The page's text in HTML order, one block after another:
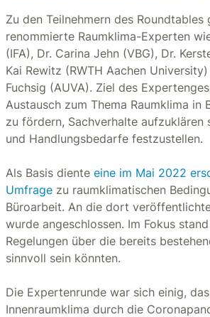
Zu den Teilnehmern des Roundtables
renommierte Raumklima-Experten
(IFA), Dr. Carina Jehn (VBG), Dr.
Kai Rewitz (RWTH Aachen
Fuchsig (AUVA). Ziel des
Austausch zum Thema Raumklima in
zu fördern, Sachverhalte aufzuklären
und Handlungsbedarfe festzustellen.
Als Basis diente eine im Mai 2022
Umfrage zu raumklimatischen
Büroarbeit. An die dort
wurde angeschlossen. Im Fokus
Regelungen über die bereits
sinnvoll sein könnten.
Die Expertenrunde war sich einig,
Innenraumklima durch die